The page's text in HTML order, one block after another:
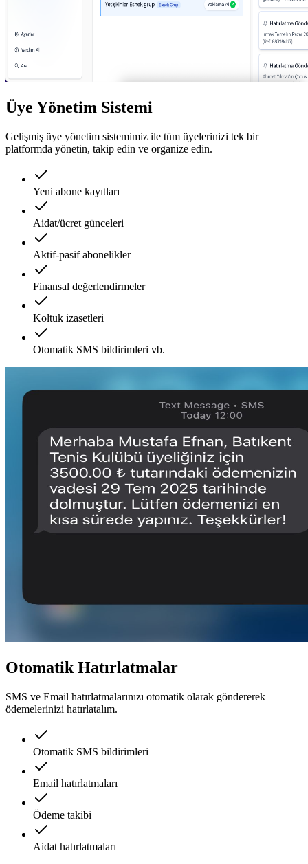
Üye Yönetim Sistemi
Gelişmiş üye yönetim sistemimiz ile tüm üyelerinizi tek bir
platformda yönetin, takip edin ve organize edin.
Yeni abone kayıtları
Aidat/ücret günceleri
Aktif-pasif abonelikler
Finansal değerlendirmeler
Koltuk izasetleri
Otomatik SMS bildirimleri vb.
Otomatik Hatırlatmalar
SMS ve Email hatırlatmalarınızı otomatik olarak göndererek
ödemelerinizi hatırlatalım.
Otomatik SMS bildirimleri
Email hatırlatmaları
Ödeme takibi
Aidat hatırlatmaları